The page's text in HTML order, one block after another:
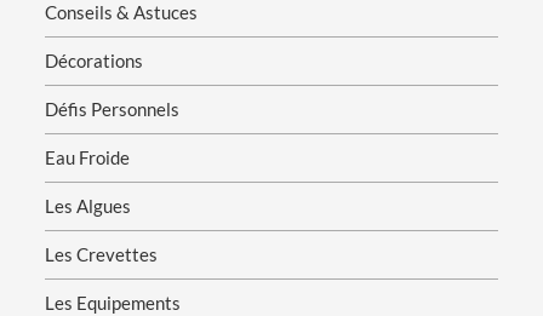
Conseils & Astuces
Décorations
Défis Personnels
Eau Froide
Les Algues
Les Crevettes
Les Equipements